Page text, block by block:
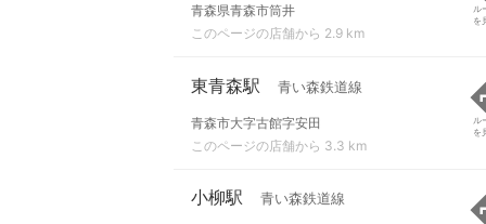
青森県青森市筒井
このページの店舗から 2.9 km
ル
を
東青森駅 青い森鉄道線
青森市大字古館字安田
このページの店舗から 3.3 km
ル
を
小柳駅 青い森鉄道線